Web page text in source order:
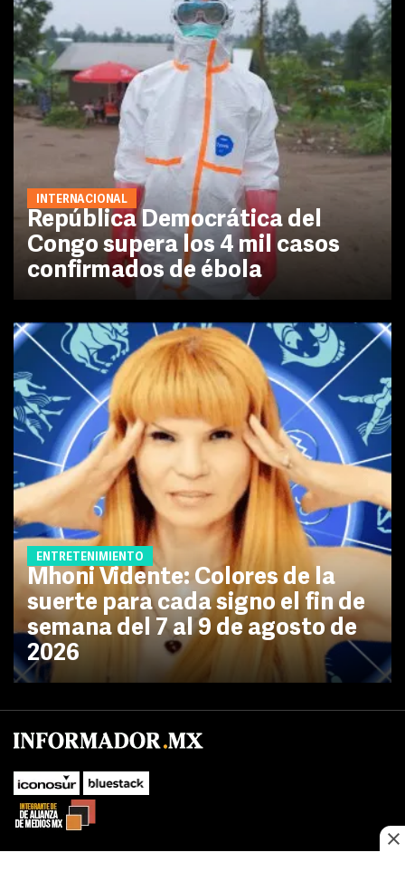
INTERNACIONAL
República Democrática del
Congo supera los 4 mil casos
confirmados de ébola
ENTRETENIMIENTO
Mhoni Vidente: Colores de la
suerte para cada signo el fin de
semana del 7 al 9 de agosto de
2026